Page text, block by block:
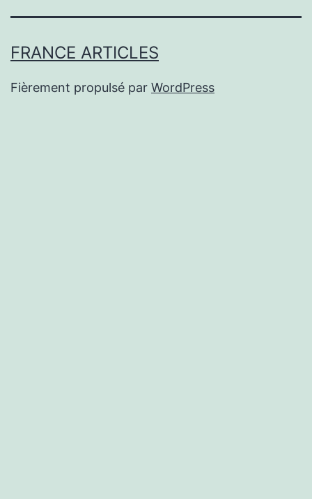
FRANCE ARTICLES
Fièrement propulsé par WordPress